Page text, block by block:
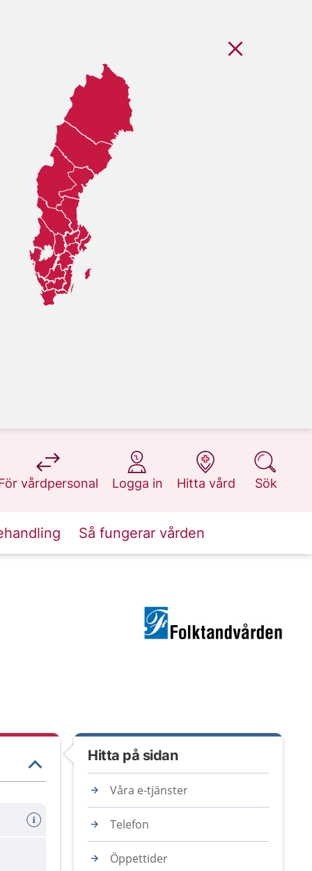
vårdpersonal
på 1177.se
Logga in
på 1177.se
Hitta vård
på 1177.se
Sök
på 1177.se
Så fungerar vården
Hitta på sidan
Våra e-tjänster
Telefon
Öppettider